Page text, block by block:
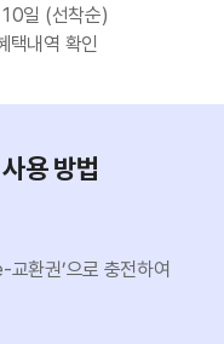
일 (선착순)
택내역 확인
용 방법
환권’으로 충전하여